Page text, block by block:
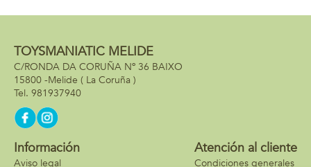
TOYSMANIATIC MELIDE
C/RONDA DA CORUÑA Nº 36 BAIXO
15800 -Melide ( La Coruña )
981937940
Información
Aviso legal
Atención al cliente
Condiciones generales